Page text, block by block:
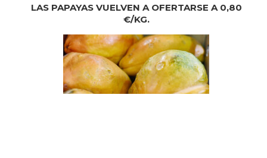
LAS PAPAYAS VUELVEN A OFERTARSE A 0,80
€/KG.